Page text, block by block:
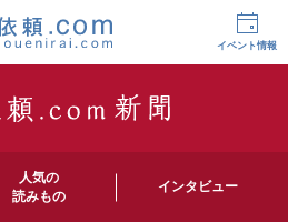
イベント情報
人気の
読みもの
インタビュー